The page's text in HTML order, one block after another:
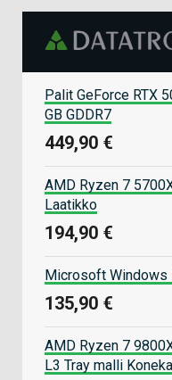
Palit GeForce RTX
GB GDDR7
449,90 €
AMD Ryzen 7
Laatikko
194,90 €
Microsoft Windows
135,90 €
AMD Ryzen 7
L3 Tray malli